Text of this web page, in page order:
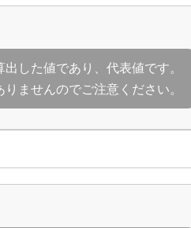
した値であり、代表値です。
ませんのでご注意ください。